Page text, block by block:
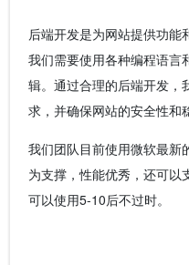
后端开发是为网站提供功能
我们需要使用各种编程语言
辑。通过合理的后端开发，
求，并确保网站的安全性和
我们团队目前使用微软最新
为支撑，性能优秀，还可以
可以使用5-10后不过时。